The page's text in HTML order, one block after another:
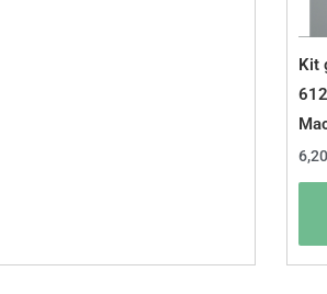
Kit
6,20